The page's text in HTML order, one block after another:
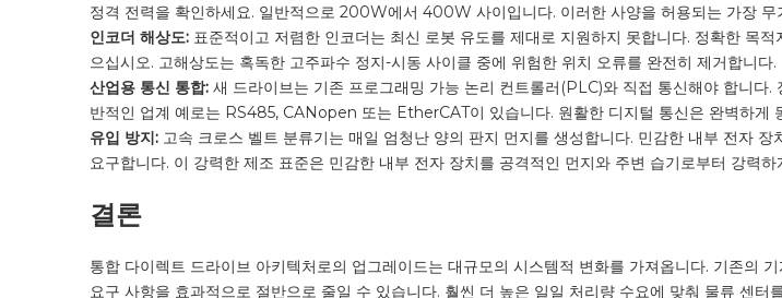
정격 전력을 확인하세요. 일반적으로 200W에서 400W 사이입니다. 이러한 사양을 허용되는 가장
인코더 해상도: 표준적이고 저렴한 인코더는 최신 로봇 유도를 제대로 지원하지 못합니다. 정확한 목
으십시오. 고해상도는 혹독한 고주파수 정지-시동 사이클 중에 위험한 위치 오류를 완전히 제거합니다.
산업용 통신 통합: 새 드라이브는 기존 프로그래밍 가능 논리 컨트롤러(PLC)와 직접 통신해야 합니
반적인 업계 예로는 RS485, CANopen 또는 EtherCAT이 있습니다. 원활한 디지털 통신은 완벽하게
유입 방지: 고속 크로스 벨트 분류기는 매일 엄청난 양의 판지 먼지를 생성합니다. 민감한 내부 전자
요구합니다. 이 강력한 제조 표준은 민감한 내부 전자 장치를 공격적인 먼지와 주변 습기로부터 강력하
결론
통합 다이렉트 드라이브 아키텍처로의 업그레이드는 대규모의 시스템적 변화를 가져옵니다. 기존의
요구 사항을 효과적으로 절반으로 줄일 수 있습니다. 훨씬 더 높은 일일 처리량 수요에 맞춰 물류 센터